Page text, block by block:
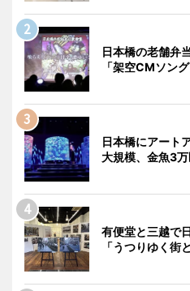
日本橋の老舗弁
「架空CMソン
日本橋にアート
大規模、金魚3
有便堂と三越で
「うつりゆく街